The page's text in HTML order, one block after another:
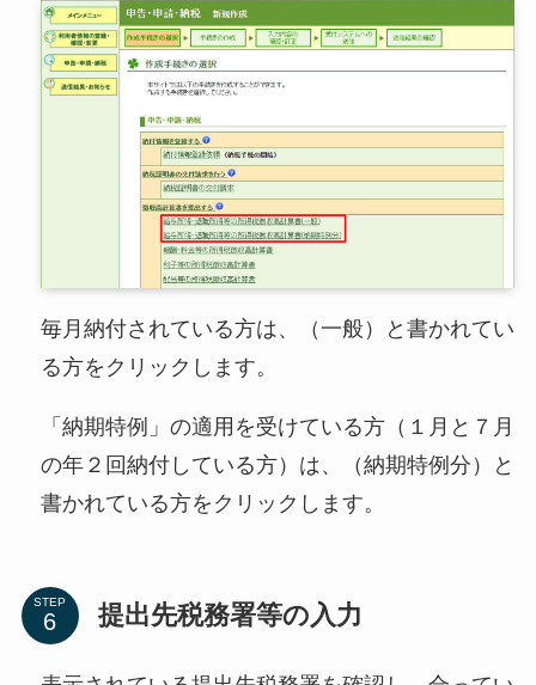
毎月納付されている方は、（一般）と書かれてい
る方をクリックします。
「納期特例」の適用を受けている方（１月と７月
の年２回納付している方）は、（納期特例分）と
書かれている方をクリックします。
STEP 提出先税務署等の入力